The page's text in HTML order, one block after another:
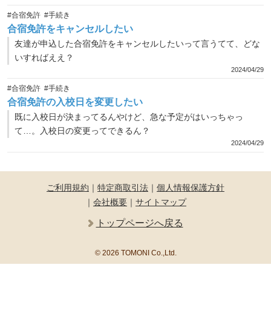
#合宿免許 #手続き
合宿免許をキャンセルしたい
友達が申込した合宿免許をキャンセルしたいって言うてて、どな
いすればええ？
2024/04/29
#合宿免許 #手続き
合宿免許の入校日を変更したい
既に入校日が決まってるんやけど、急な予定がはいっちゃっ
て…。入校日の変更ってできるん？
2024/04/29
ご利用規約 ｜ 特定商取引法 ｜ 個人情報保護方針
｜ 会社概要 ｜ サイトマップ
トップページへ戻る
© 2026 TOMONI Co.,Ltd.